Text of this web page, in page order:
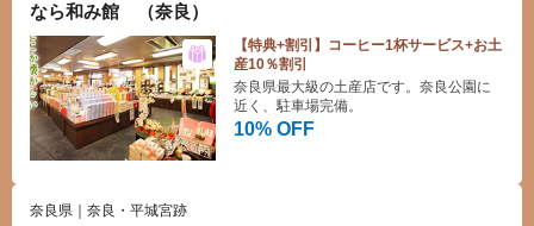
なら和み館 （奈良）
【特典+割引】コーヒー1杯サービス+お土
産10％割引
10% OFF
奈良県最大級の土産店です。奈良公園に
近く、駐車場完備。
奈良県｜奈良・平城宮跡